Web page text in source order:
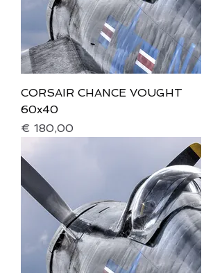
CORSAIR CHANCE VOUGHT
60x40
Prijs
€ 180,00